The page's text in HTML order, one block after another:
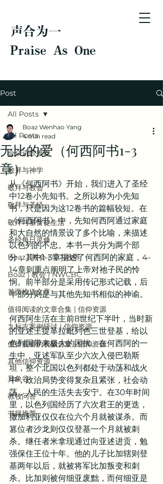
声合为一
Praise As One
Post
All Posts
会众诗歌推荐
敬拜与神学
敬拜与教会
敬拜与圣经
敬拜与基督徒生活
圣经每日灵修
Boaz | 教会 | 学习牧养
Boaz | 教会 | NWCBC
首页推送文章
值得阅读的文章合集 | 信仰资源
九标志案例研讨 | 信仰资源
值得观看的视频合集 | 信仰资源
其他信仰资源
异象谷
教牧问答
书籍推荐
All Posts
无比的爱（何西阿书1-3
章）
Boaz Wenhao Yang
4 min read
从《何西阿书》开始，我们进入了圣经
中12卷小先知书。之所以称为小先知
书，只是因为这12卷书的篇幅较短。在
《何西阿书》中，先知何西阿通过家庭
和大自然的情景设了多个比喻，来描述
以色列的不忠。本书一共分为两个部
分，其中1-3章描述了何西阿的家庭，4-
14章则重点阐明了上帝对祂子民的怜
悯。前半部分是采用传记形式记载，后
半部分则是与其他先知书相似的神谕。
何西阿生活在主前8世纪下半叶，当时新
的亚述王提革拉毗列色三世登基，给以
色列国带来极大的困扰。在何西阿的一
生中，亚述军队至少六次入侵巴勒斯
坦，整个北国以色列都处于动荡和战火
中，政治局势变得复杂且紧张，社会动
荡，人民的生活失去安宁。在30年时间
里，以色列国经历了六次君王的更迭，
撒加利亚仅仅在位六个月就被谋杀。而
篡位者沙龙则仅仅登基一个月就被刺
杀。继任者米拿现通过向亚述进贡，勉
强保住王位十年。他的儿子比加辖则登
基两年以后，就被将军比加叛变和刺
杀。比加则被何细亚废黜，而何细亚是